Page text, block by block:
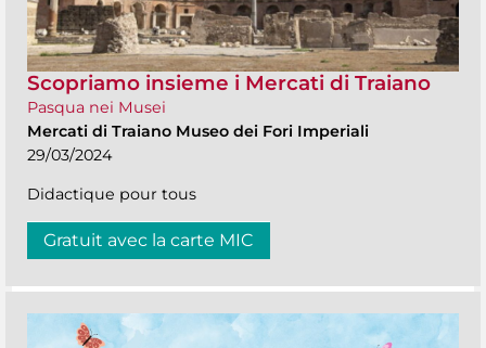
Scopriamo insieme i Mercati di Traiano
Pasqua nei Musei
Mercati di Traiano Museo dei Fori Imperiali
29/03/2024
Didactique pour tous
Gratuit avec la carte MIC